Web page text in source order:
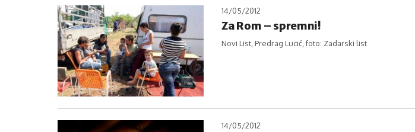
14/05/2012
Za Rom – spremni!
Novi List, Predrag Lucić, foto: Zadarski list
14/05/2012